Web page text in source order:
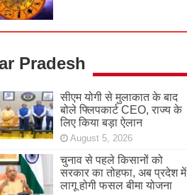
Pradesh
सीएम योगी से मुलाकात के बाद
बोले फ्लिपकार्ट CEO, राज्य के
लिए किया बड़ा ऐलान
August 5, 2026
चुनाव से पहले किसानों को
सरकार का तोहफा, अब प्रदेश में
लागू होगी फसल बीमा योजना